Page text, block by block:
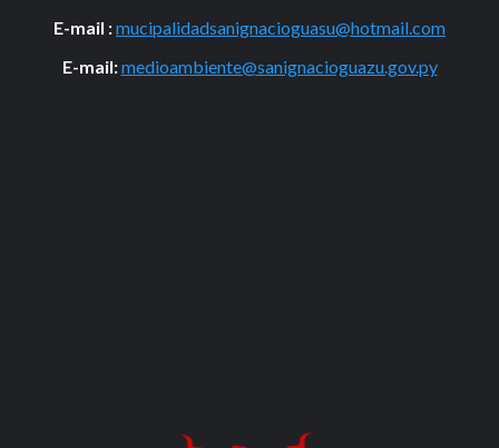
E-mail :mucipalidadsanignacioguasu@hotmail.com
E-mail:medioambiente@sanignacioguazu.gov.py